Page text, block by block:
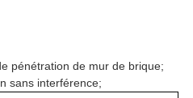
pénétration de mur de brique;
sans interférence;